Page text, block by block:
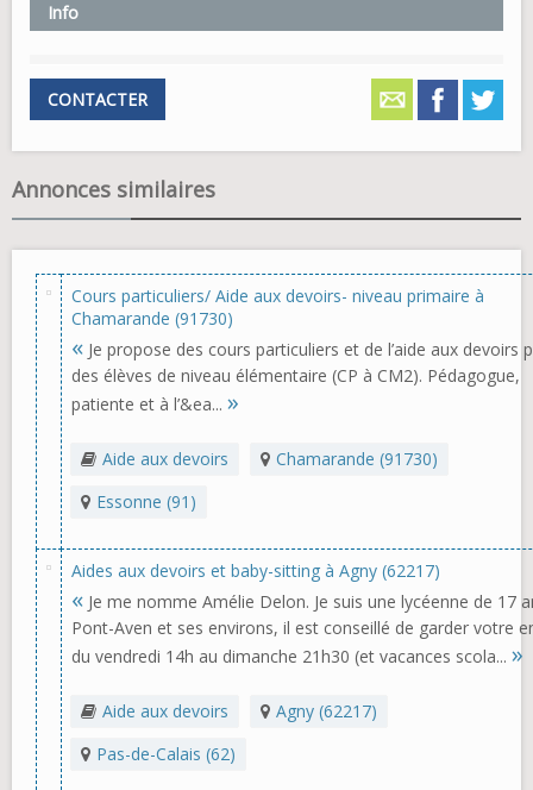
Info
CONTACTER
Annonces similaires
Cours particuliers/ Aide aux devoirs- niveau primaire à
Chamarande (91730)
« Je propose des cours particuliers et de l’aide aux devoirs
des élèves de niveau élémentaire (CP à CM2). Pédagogue,
patiente et à l’&ea... »
Aide aux devoirs
Chamarande (91730)
Essonne (91)
Aides aux devoirs et baby-sitting à Agny (62217)
« Je me nomme Amélie Delon. Je suis une lycéenne de 17
Pont-Aven et ses environs, il est conseillé de garder votre
du vendredi 14h au dimanche 21h30 (et vacances scola... »
Aide aux devoirs
Agny (62217)
Pas-de-Calais (62)